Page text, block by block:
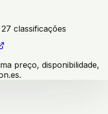
classificações
preço, disponibilidade,